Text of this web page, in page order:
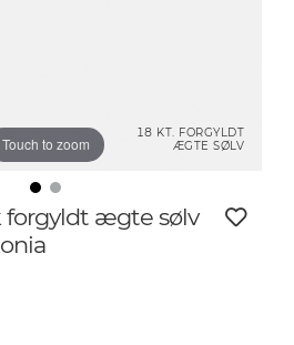
18 KT. FORGYLDT
ÆGTE SØLV
Touch to zoom
forgyldt ægte sølv